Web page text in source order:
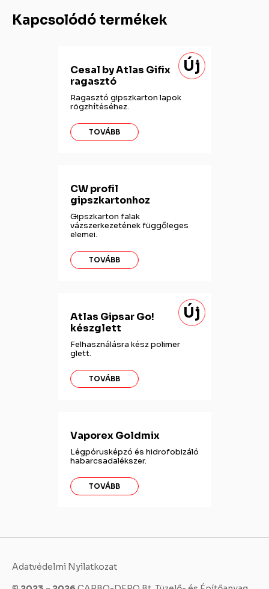
Kapcsolódó termékek
Cesal by Atlas Gifix
ragasztó
Ragasztó gipszkarton lapok
rögzhítéséhez.
TOVÁBB
Új
CW profil
gipszkartonhoz
Gipszkarton falak
vázszerkezetének függőleges
elemei.
TOVÁBB
Atlas Gipsar Go!
készglett
Felhasználásra kész polimer
glett.
TOVÁBB
Új
Vaporex Goldmix
Légpórusképzó és hidrofobizáló
habarcsadalékszer.
TOVÁBB
Adatvédelmi Nyilatkozat